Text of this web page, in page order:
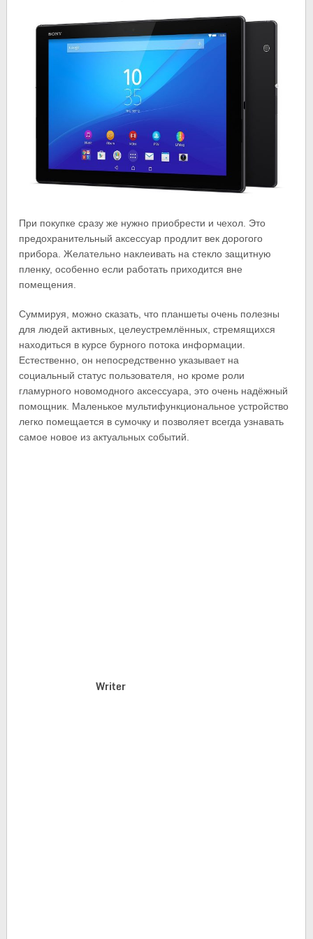
При покупке сразу же нужно приобрести и чехол. Это
предохранительный аксессуар продлит век дорогого
прибора. Желательно наклеивать на стекло защитную
пленку, особенно если работать приходится вне
помещения.
Суммируя, можно сказать, что планшеты очень полезны
для людей активных, целеустремлённых, стремящихся
находиться в курсе бурного потока информации.
Естественно, он непосредственно указывает на
социальный статус пользователя, но кроме роли
гламурного новомодного аксессуара, это очень надёжный
помощник. Маленькое мультифункциональное устройство
легко помещается в сумочку и позволяет всегда узнавать
самое новое из актуальных событий.
Writer